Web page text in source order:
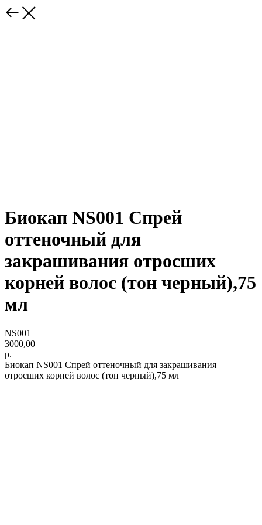
Биокап NS001 Спрей
оттеночный для
закрашивания отросших
корней волос (тон черный),75
мл
NS001
3000,00
р.
Биокап NS001 Спрей оттеночный для закрашивания
отросших корней волос (тон черный),75 мл